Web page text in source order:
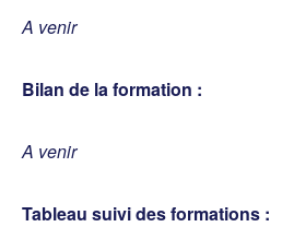
A venir
Bilan de la formation :
A venir
Tableau suivi des formations :